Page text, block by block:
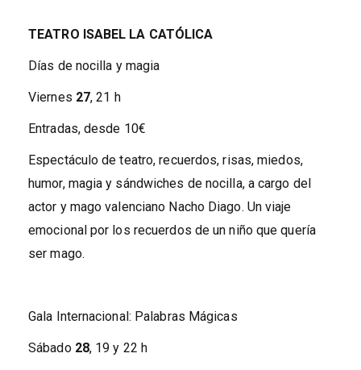
TEATRO ISABEL LA CATÓLICA
Días de nocilla y magia
Viernes 27, 21 h
Entradas, desde 10€
Espectáculo de teatro, recuerdos, risas, miedos,
humor, magia y sándwiches de nocilla, a cargo del
actor y mago valenciano Nacho Diago. Un viaje
emocional por los recuerdos de un niño que quería
ser mago.
Gala Internacional: Palabras Mágicas
Sábado 28, 19 y 22 h